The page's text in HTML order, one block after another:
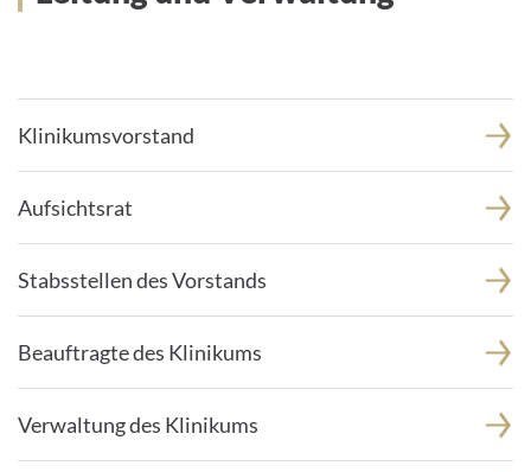
Klinikumsvorstand
Aufsichtsrat
Stabsstellen des Vorstands
Beauftragte des Klinikums
Verwaltung des Klinikums